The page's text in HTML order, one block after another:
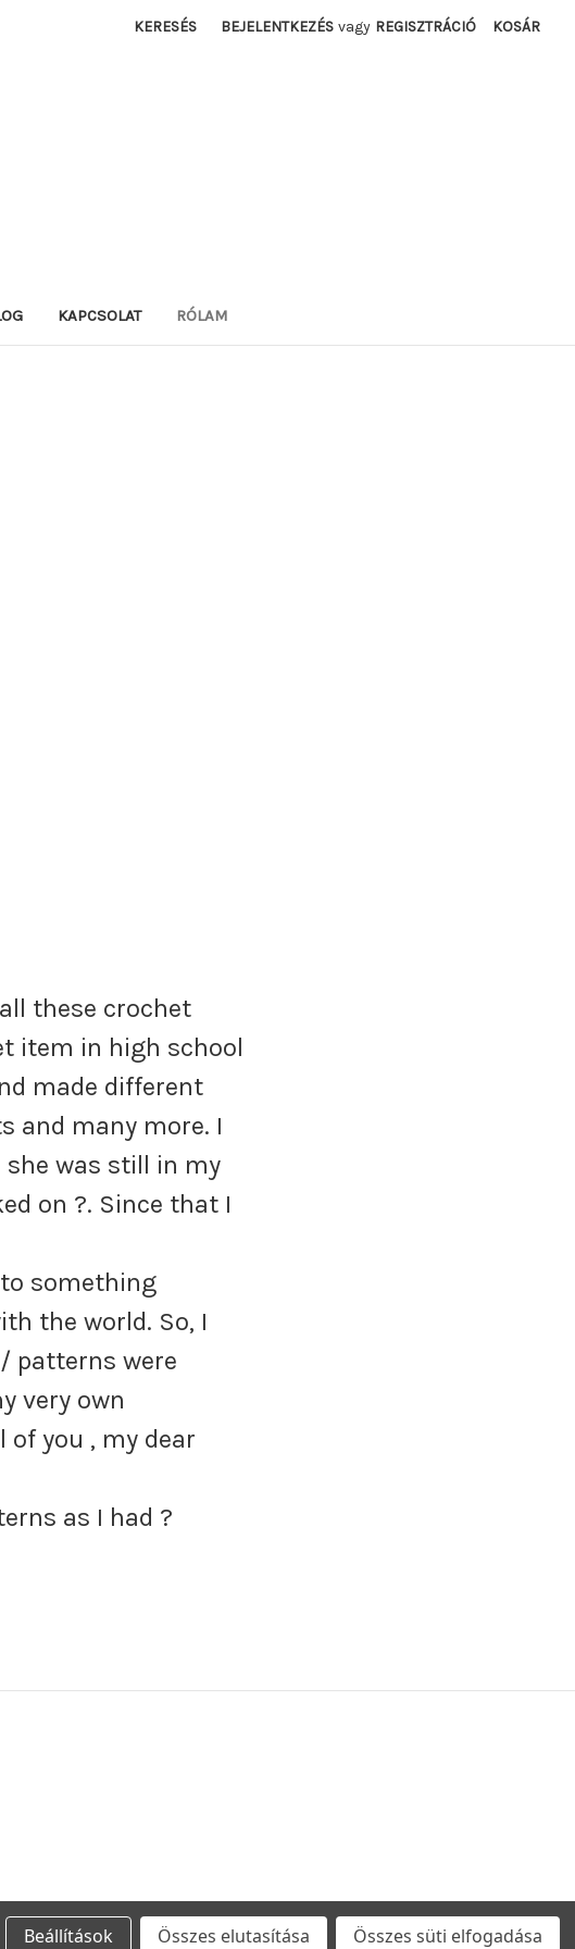
KERESÉS BEJELENTKEZÉS vagy REGISZTRÁCIÓ KOSÁR
KAPCSOLAT RÓLAM
these crochet
item in high school
made different
and many more. I
was still in my
on ?. Since that I
something
the world. So, I
patterns were
very own
you , my dear
as I had ?
Beállítások Összes elutasítása Összes süti elfogadása